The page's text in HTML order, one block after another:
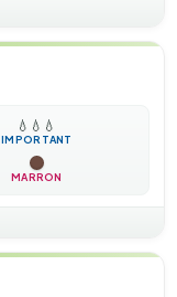
💧 💧 💧
IMPORTANT
MARRON